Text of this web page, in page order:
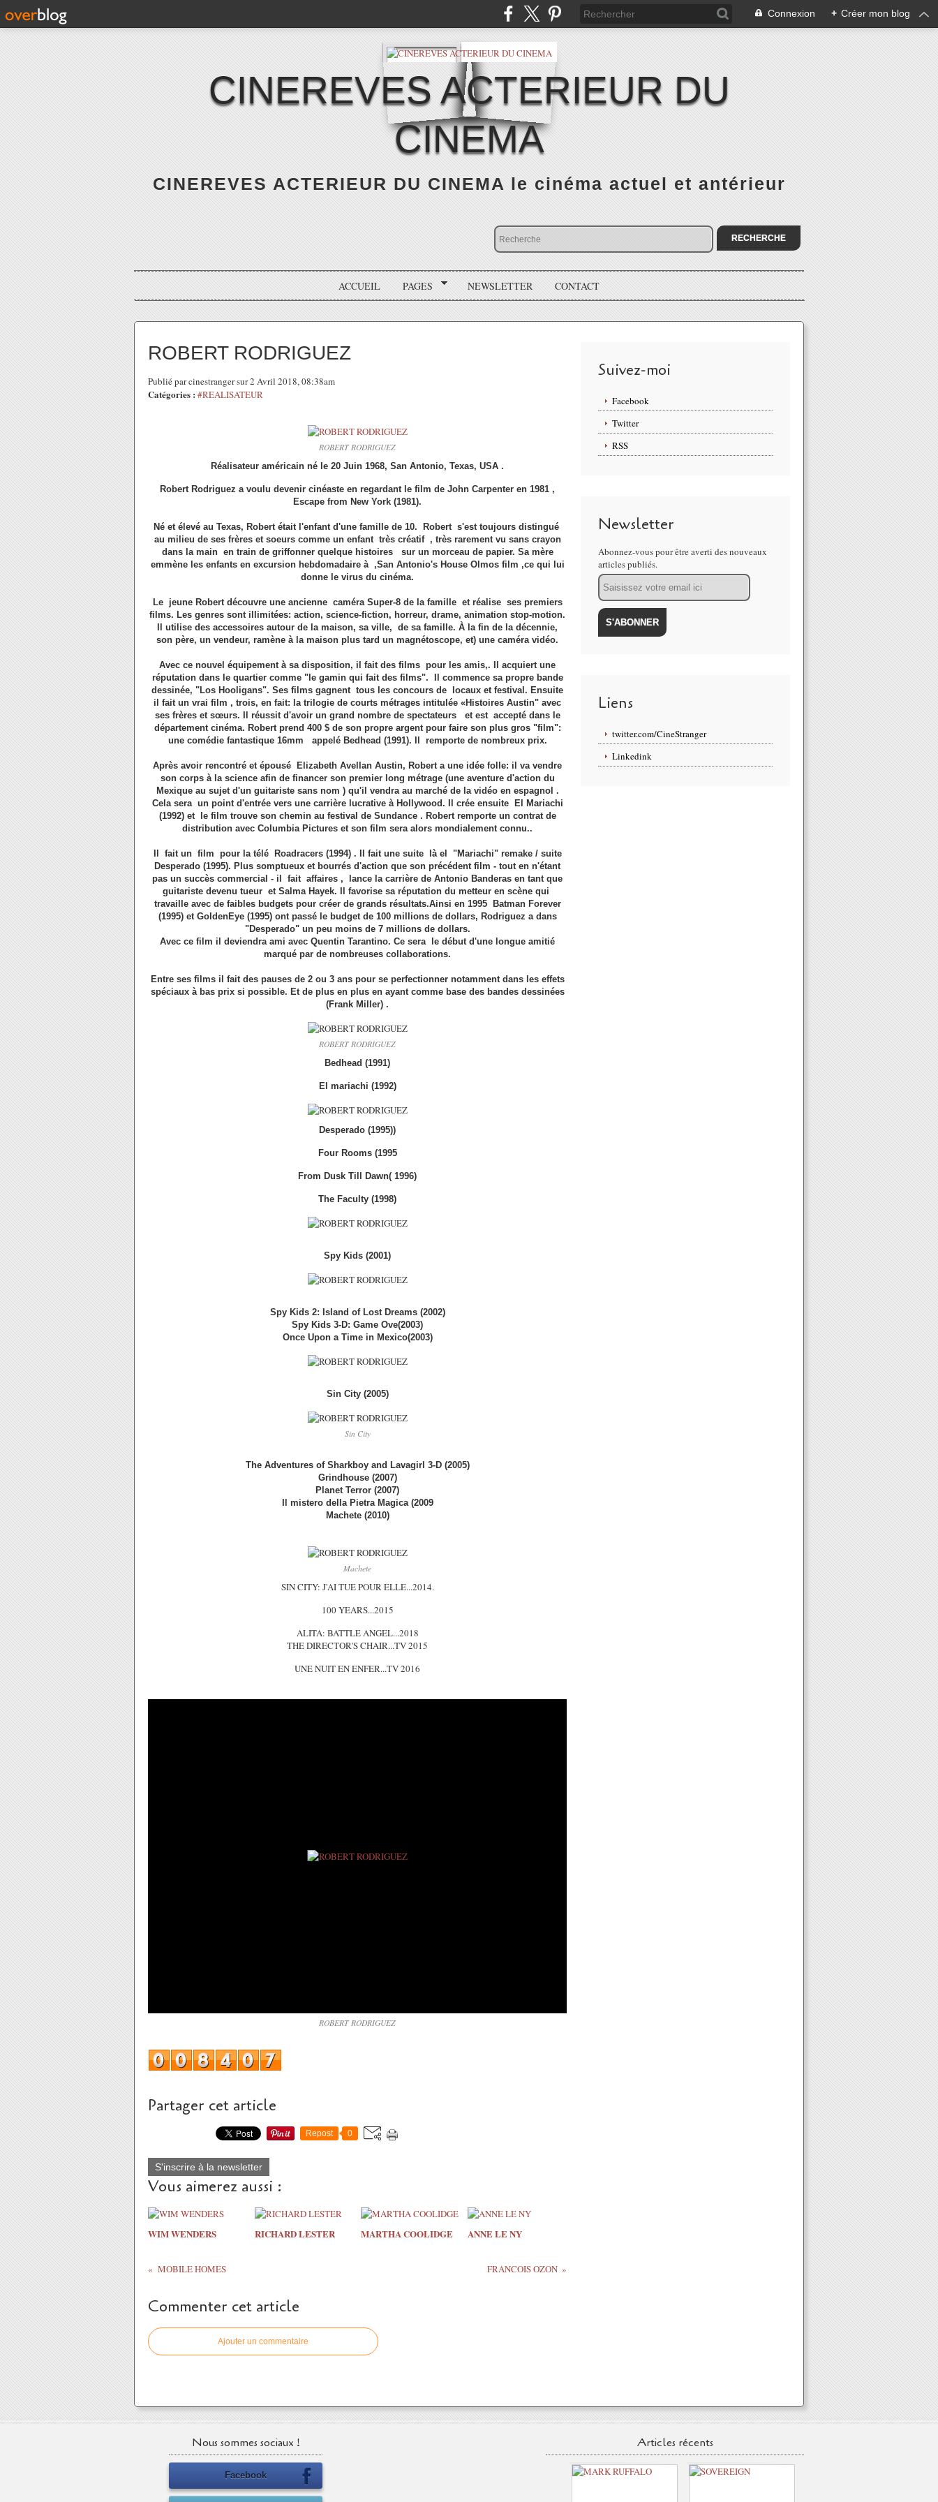
Connexion + Créer mon blog
CINEREVES ACTERIEUR DU
CINEMA
CINEREVES ACTERIEUR DU CINEMA le cinéma actuel et antérieur
ACCUEIL PAGES NEWSLETTER CONTACT
ROBERT RODRIGUEZ
Publié par cinestranger sur 2 Avril 2018, 08:38am
Catégories : #REALISATEUR
ROBERT RODRIGUEZ
Réalisateur américain né le 20 Juin 1968, San Antonio, Texas, USA .
Robert Rodriguez a voulu devenir cinéaste en regardant le film de John Carpenter en 1981 ,
Escape from New York (1981).
Né et élevé au Texas, Robert était l'enfant d'une famille de 10. Robert s'est toujours distingué
au milieu de ses frères et soeurs comme un enfant très créatif , très rarement vu sans crayon
dans la main en train de griffonner quelque histoires sur un morceau de papier. Sa mère
emmène les enfants en excursion hebdomadaire à ,San Antonio's House Olmos film ,ce qui lui
donne le virus du cinéma.
Le jeune Robert découvre une ancienne caméra Super-8 de la famille et réalise ses premiers
films. Les genres sont illimitées: action, science-fiction, horreur, drame, animation stop-motion.
Il utilise des accessoires autour de la maison, sa ville, de sa famille. À la fin de la décennie,
son père, un vendeur, ramène à la maison plus tard un magnétoscope, et) une caméra vidéo.
Avec ce nouvel équipement à sa disposition, il fait des films pour les amis,. Il acquiert une
réputation dans le quartier comme "le gamin qui fait des films". Il commence sa propre bande
dessinée, "Los Hooligans". Ses films gagnent tous les concours de locaux et festival. Ensuite
il fait un vrai film , trois, en fait: la trilogie de courts métrages intitulée «Histoires Austin" avec
ses frères et sœurs. Il réussit d'avoir un grand nombre de spectateurs et est accepté dans le
département cinéma. Robert prend 400 $ de son propre argent pour faire son plus gros "film":
une comédie fantastique 16mm appelé Bedhead (1991). Il remporte de nombreux prix.
Après avoir rencontré et épousé Elizabeth Avellan Austin, Robert a une idée folle: il va vendre
son corps à la science afin de financer son premier long métrage (une aventure d'action du
Mexique au sujet d'un guitariste sans nom ) qu'il vendra au marché de la vidéo en espagnol .
Cela sera un point d'entrée vers une carrière lucrative à Hollywood. Il crée ensuite El Mariachi
(1992) et le film trouve son chemin au festival de Sundance . Robert remporte un contrat de
distribution avec Columbia Pictures et son film sera alors mondialement connu..
Il fait un film pour la télé Roadracers (1994) . Il fait une suite là el "Mariachi" remake / suite
Desperado (1995). Plus somptueux et bourrés d'action que son précédent film - tout en n'étant
pas un succès commercial - il fait affaires , lance la carrière de Antonio Banderas en tant que
guitariste devenu tueur et Salma Hayek. Il favorise sa réputation du metteur en scène qui
travaille avec de faibles budgets pour créer de grands résultats.Ainsi en 1995 Batman Forever
(1995) et GoldenEye (1995) ont passé le budget de 100 millions de dollars, Rodriguez a dans
"Desperado" un peu moins de 7 millions de dollars.
Avec ce film il deviendra ami avec Quentin Tarantino. Ce sera le début d'une longue amitié
marqué par de nombreuses collaborations.
Entre ses films il fait des pauses de 2 ou 3 ans pour se perfectionner notamment dans les effets
spéciaux à bas prix si possible. Et de plus en plus en ayant comme base des bandes dessinées
(Frank Miller) .
ROBERT RODRIGUEZ
Bedhead (1991)
El mariachi (1992)
Desperado (1995))
Four Rooms (1995
From Dusk Till Dawn( 1996)
The Faculty (1998)
Spy Kids (2001)
Spy Kids 2: Island of Lost Dreams (2002)
Spy Kids 3-D: Game Ove(2003)
Once Upon a Time in Mexico(2003)
Sin City (2005)
Sin City
The Adventures of Sharkboy and Lavagirl 3-D (2005)
Grindhouse (2007)
Planet Terror (2007)
Il mistero della Pietra Magica (2009
Machete (2010)
Machete
SIN CITY: J'AI TUE POUR ELLE...2014.
100 YEARS...2015
ALITA: BATTLE ANGEL...2018
THE DIRECTOR'S CHAIR...TV 2015
UNE NUIT EN ENFER...TV 2016
ROBERT RODRIGUEZ
Partager cet article
Repost 0
S'inscrire à la newsletter
Vous aimerez aussi :
WIM WENDERS RICHARD LESTER MARTHA COOLIDGE ANNE LE NY
MOBILE HOMES FRANCOIS OZON
Commenter cet article
Ajouter un commentaire
Suivez-moi
Facebook
Twitter
RSS
Newsletter
Abonnez-vous pour être averti des nouveaux
articles publiés.
Email
Liens
twitter.com/CineStranger
Linkedink
Nous sommes sociaux !
Facebook
Articles récents